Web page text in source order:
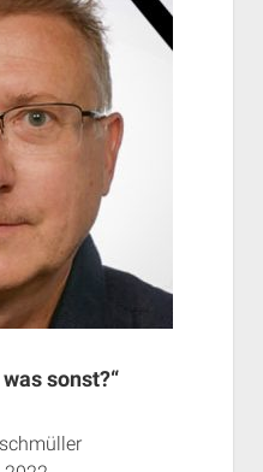
sonst?“